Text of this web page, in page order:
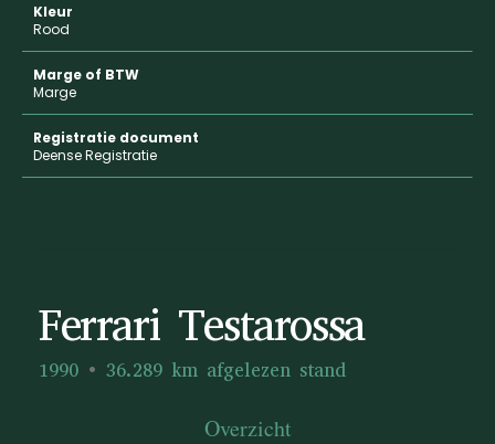
Kleur
Rood
Marge of BTW
Marge
Registratie document
Deense Registratie
Ferrari Testarossa
1990 36.289 km afgelezen stand
Overzicht